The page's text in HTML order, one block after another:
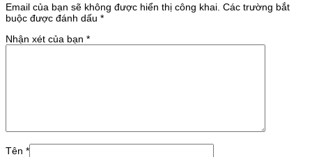
Email của bạn sẽ không được hiển thị công khai. Các trường bắt
buộc được đánh dấu *
Nhận xét của bạn *
Tên *